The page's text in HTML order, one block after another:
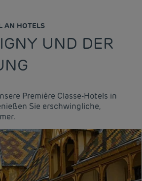
AN HOTELS
UND DER
Première Classe-Hotels in
Sie erschwingliche,